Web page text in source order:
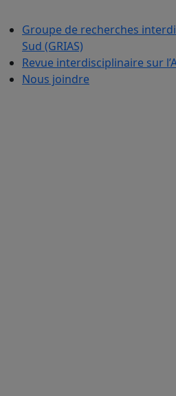
Groupe de recherches
Sud (GRIAS)
Revue interdisciplinaire sur
Nous joindre